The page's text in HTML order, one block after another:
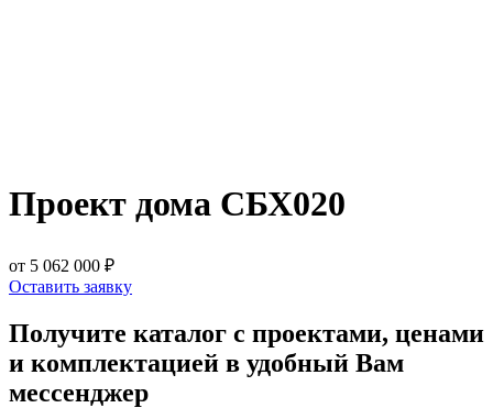
Проект дома СБХ020
от 5 062 000 ₽
Оставить заявку
Получите каталог с проектами, ценами
и комплектацией в удобный Вам
мессенджер